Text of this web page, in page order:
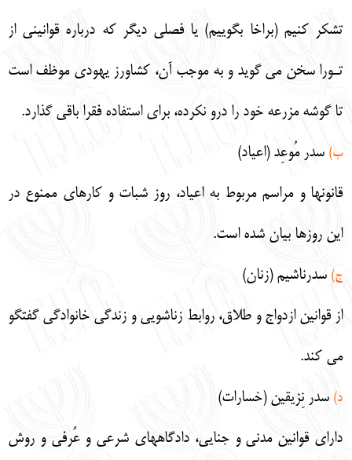
تشكر كنيم (براخا بگوييم) يا فصلي ديگر كه درباره قوانيني از
تـورا سخن مي گويد و به موجب آن، كشاورز يهودي موظف است
تا گوشه مزرعه خود را درو نكرده، براي استفاده فقرا باقي گذارد.
ب) سدر مُوعِد (اعياد)
قانونها و مراسم مربوط به اعياد، روز شبات و كارهاي ممنوع در
اين روزها بيان شده است.
ج) سدرناشيم (زنان)
از قوانين ازدواج و طلاق، روابط زناشويي و زندگي خانوادگي گفتگو
مي كند.
د) سدر نِزيقين (خسارات)
داراي قوانين مدني و جنايي، دادگاههاي شرعي و عُرفي و روش